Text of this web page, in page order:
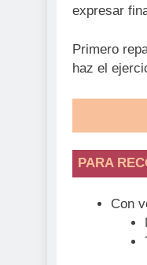
expresar
Primero
haz el
PARA
Con